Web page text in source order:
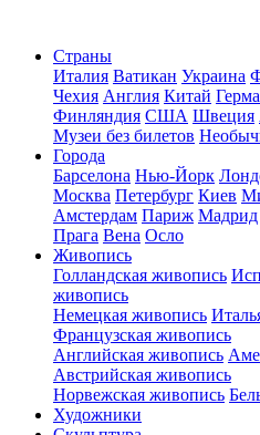
Страны
Италия Ватикан Украина
Чехия Англия Китай
Финляндия США Швеция
Музеи без билетов
Города
Барселона Нью-Йорк
Москва Петербург Киев
Амстердам Париж Мадрид
Прага Вена Осло
Живопись
Голландская живопись
живопись
Немецкая живопись
Французская живопись
Английская живопись
Австрийская живопись
Норвежская живопись
Художники